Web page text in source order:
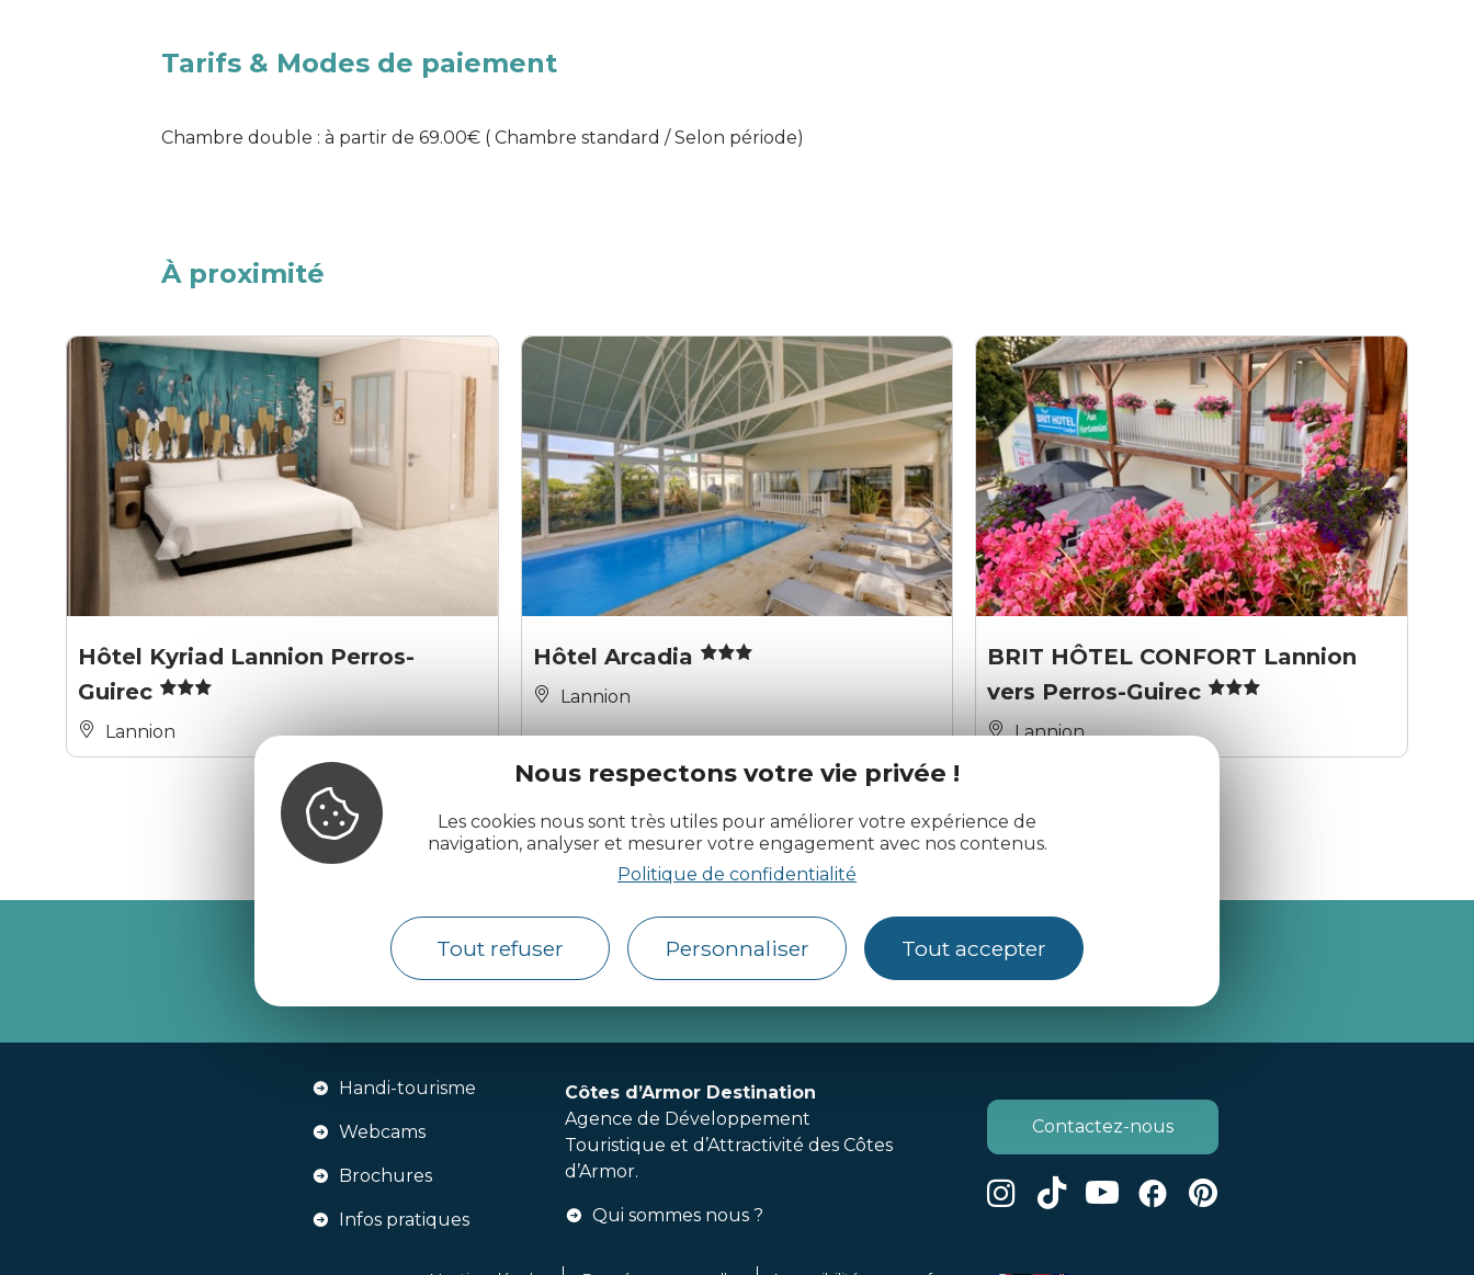
Nous respectons votre vie privée !
Les cookies nous sont très utiles pour améliorer votre expérience de
navigation, analyser et mesurer votre engagement avec nos contenus.
Politique de confidentialité
Tout refuser Personnaliser Tout accepter
Tarifs & Modes de paiement
Chambre double : à partir de 69.00€ ( Chambre standard / Selon période)
À proximité
Hôtel Kyriad Lannion Perros-
Guirec
Lannion
Hôtel Arcadia
Lannion
BRIT HÔTEL CONFORT Lannion
vers Perros-Guirec
Lannion
Recevez l’actualité des Côtes d’Armor je m'abonne
Handi-tourisme
Webcams
Brochures
Infos pratiques
Côtes d’Armor Destination
Agence de Développement
Touristique et d’Attractivité des Côtes
d’Armor.
Qui sommes nous ?
Contactez-nous